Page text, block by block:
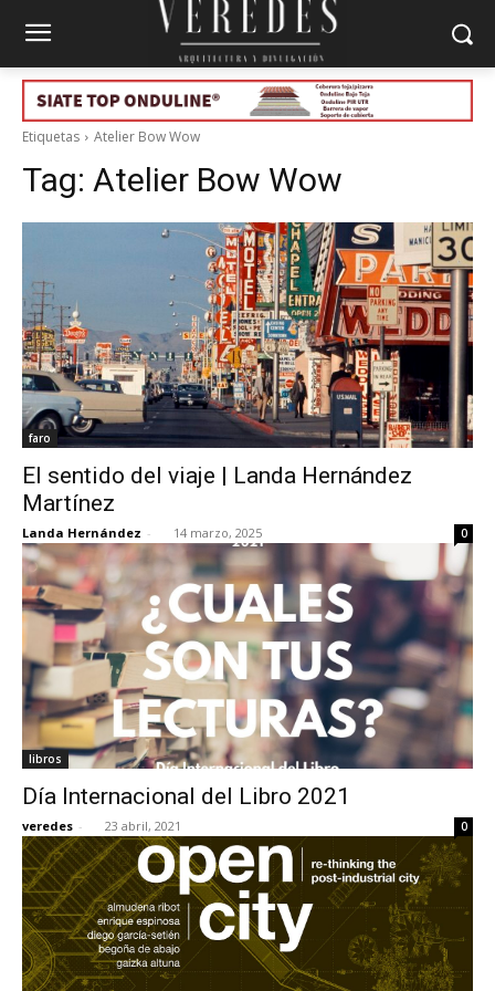
Etiquetas Atelier Bow Wow
Tag: Atelier Bow Wow
faro
El sentido del viaje | Landa Hernández
Martínez
Landa Hernández - 14 marzo, 2025 0
libros
Día Internacional del Libro 2021
veredes - 23 abril, 2021 0